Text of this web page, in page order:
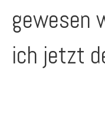
gewesen
ich jetzt